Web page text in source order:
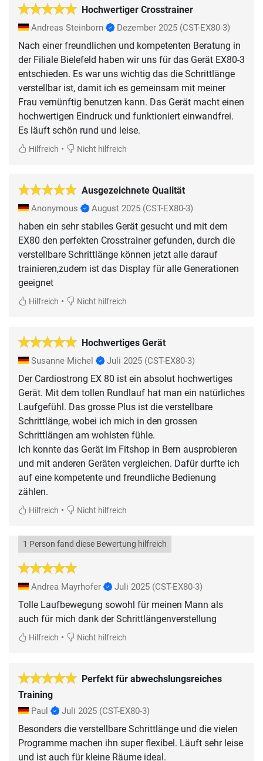
Hochwertiger Crosstrainer
Andreas Steinborn Dezember 2025 (CST-EX80-3)
Nach einer freundlichen und kompetenten Beratung in
der Filiale Bielefeld haben wir uns für das Gerät EX80-3
entschieden. Es war uns wichtig das die Schrittlänge
verstellbar ist, damit ich es gemeinsam mit meiner
Frau vernünftig benutzen kann. Das Gerät macht einen
hochwertigen Eindruck und funktioniert einwandfrei.
Es läuft schön rund und leise.
Hilfreich • Nicht hilfreich
Ausgezeichnete Qualität
Anonymous August 2025 (CST-EX80-3)
haben ein sehr stabiles Gerät gesucht und mit dem
EX80 den perfekten Crosstrainer gefunden, durch die
verstellbare Schrittlänge können jetzt alle darauf
trainieren,zudem ist das Display für alle Generationen
geeignet
Hilfreich • Nicht hilfreich
Hochwertiges Gerät
Susanne Michel Juli 2025 (CST-EX80-3)
Der Cardiostrong EX 80 ist ein absolut hochwertiges
Gerät. Mit dem tollen Rundlauf hat man ein natürliches
Laufgefühl. Das grosse Plus ist die verstellbare
Schrittlänge, wobei ich mich in den grossen
Schrittlängen am wohlsten fühle.
Ich konnte das Gerät im Fitshop in Bern ausprobieren
und mit anderen Geräten vergleichen. Dafür durfte ich
auf eine kompetente und freundliche Bedienung
zählen.
Hilfreich • Nicht hilfreich
1 Person fand diese Bewertung hilfreich
Andrea Mayrhofer Juli 2025 (CST-EX80-3)
Tolle Laufbewegung sowohl für meinen Mann als
auch für mich dank der Schrittlängenverstellung
Hilfreich • Nicht hilfreich
Perfekt für abwechslungsreiches
Training
Paul Juli 2025 (CST-EX80-3)
Besonders die verstellbare Schrittlänge und die vielen
Programme machen ihn super flexibel. Läuft sehr leise
und ist auch für kleine Räume ideal.